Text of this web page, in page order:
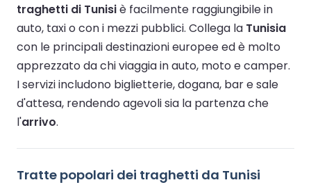
traghetti di Tunisiè facilmente raggiungibile in
auto, taxi o con i mezzi pubblici. Collega la Tunisia
con le principali destinazioni europee ed è molto
apprezzato da chi viaggia in auto, moto e camper.
I servizi includono biglietterie, dogana, bar e sale
d'attesa, rendendo agevoli sia la partenza che
l'arrivo.
Tratte popolari dei traghetti da Tunisi